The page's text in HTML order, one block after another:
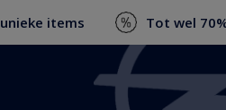
items Tot wel